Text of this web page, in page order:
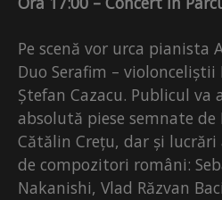
Pe scenă vor urca pianista
Duo Serafim –
Ștefan Cazacu. Publicul
absolută piese semnate de
Cătălin Crețu, dar și
de compozitori români:
Nakanishi, Vlad Răzvan